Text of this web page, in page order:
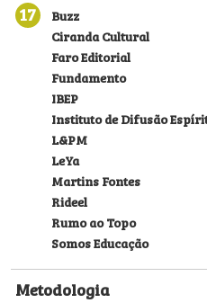
17
Buzz
Ciranda Cultural
Faro Editorial
Fundamento
IBEP
Instituto de Difusão
L&PM
LeYa
Martins Fontes
Rideel
Rumo ao Topo
Somos Educação
Metodologia